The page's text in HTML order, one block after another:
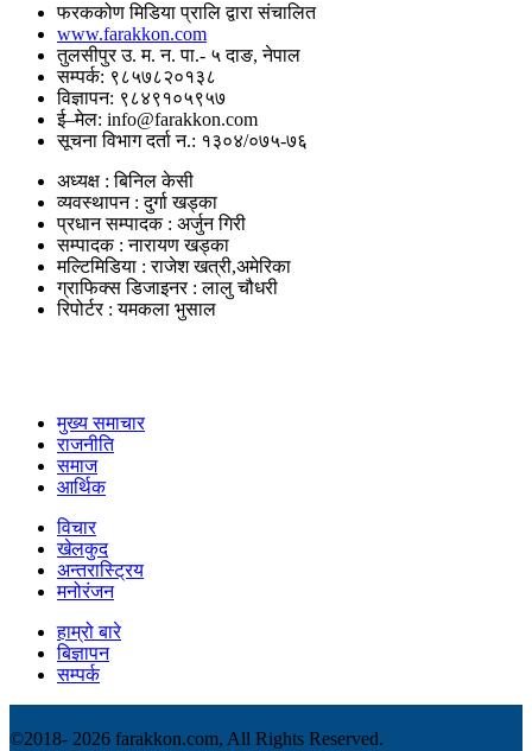
फरककोण मिडिया प्रालि द्वारा संचालित
www.farakkon.com
तुलसीपुर उ. म. न. पा.- ५ दाङ, नेपाल
सम्पर्क: ९८५७८२०१३८
विज्ञापन: ९८४९१०५९५७
ई–मेल: info@farakkon.com
सूचना विभाग दर्ता न.: १३०४/०७५-७६
अध्यक्ष : बिनिल केसी
व्यवस्थापन : दुर्गा खड्का
प्रधान सम्पादक : अर्जुन गिरी
सम्पादक : नारायण खड्का
मल्टिमिडिया : राजेश खत्री,अमेरिका
ग्राफिक्स डिजाइनर : लालु चौधरी
रिपोर्टर : यमकला भुसाल
मुख्य समाचार
राजनीति
समाज
आर्थिक
विचार
खेलकुद
अन्तरास्ट्रिय
मनोरंजन
हाम्रो बारे
बिज्ञापन
सम्पर्क
©2018- 2026 farakkon.com, All Rights Reserved.